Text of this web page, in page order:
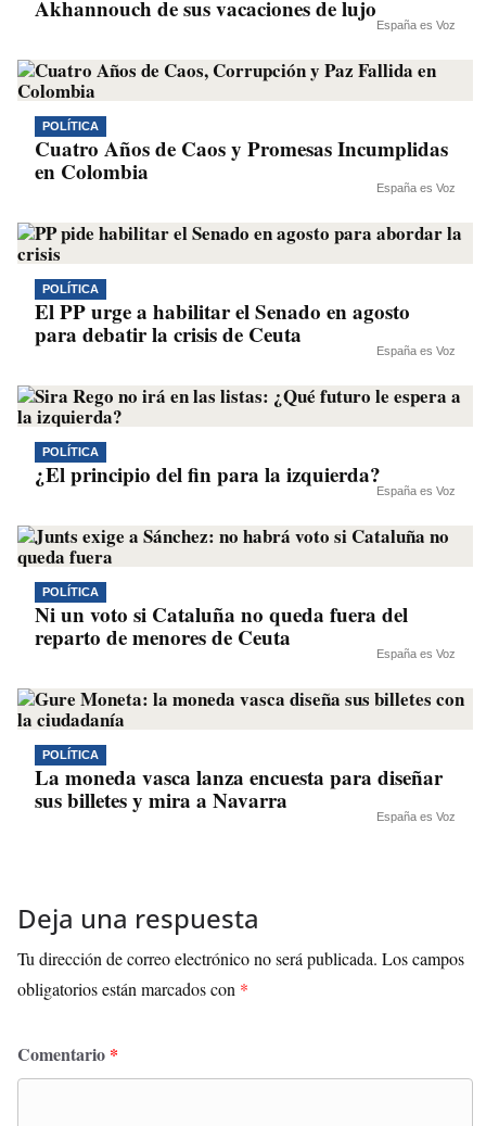
Akhannouch de sus vacaciones de lujo
España es Voz
POLÍTICA
Cuatro Años de Caos y Promesas Incumplidas
en Colombia
España es Voz
POLÍTICA
El PP urge a habilitar el Senado en agosto
para debatir la crisis de Ceuta
España es Voz
POLÍTICA
¿El principio del fin para la izquierda?
España es Voz
POLÍTICA
Ni un voto si Cataluña no queda fuera del
reparto de menores de Ceuta
España es Voz
POLÍTICA
La moneda vasca lanza encuesta para diseñar
sus billetes y mira a Navarra
España es Voz
Deja una respuesta
Tu dirección de correo electrónico no será publicada. Los campos
obligatorios están marcados con *
Comentario *